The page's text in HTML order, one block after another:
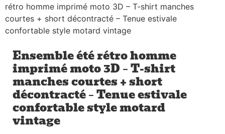
rétro homme imprimé moto 3D – T-shirt manches
courtes + short décontracté – Tenue estivale
confortable style motard vintage
Ensemble été rétro homme
imprimé moto 3D – T-shirt
manches courtes + short
décontracté – Tenue estivale
confortable style motard
vintage